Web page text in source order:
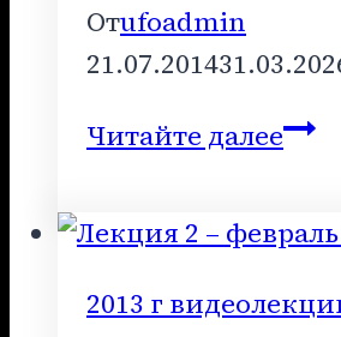
Отufoadmin
21.07.2014
Читайте далее
2014
2013 г